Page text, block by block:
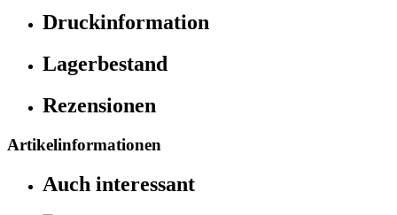
Druckinformation
Lagerbestand
Rezensionen
Artikelinformationen
Auch interessant